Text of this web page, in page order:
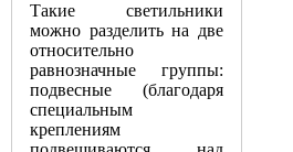
Такие светильники
можно разделить на две
относительно
равнозначные группы:
подвесные (благодаря
специальным
креплениям